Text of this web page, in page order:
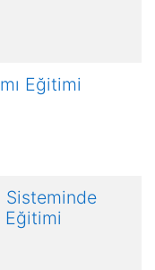
Eğitimi
Sisteminde